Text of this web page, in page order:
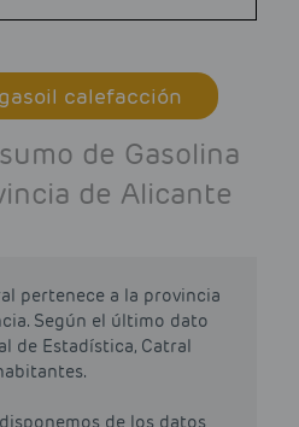
calefacción
de Gasolina
de Alicante
pertenece a la provincia
Según el último dato
de Estadística, Catral
de los datos